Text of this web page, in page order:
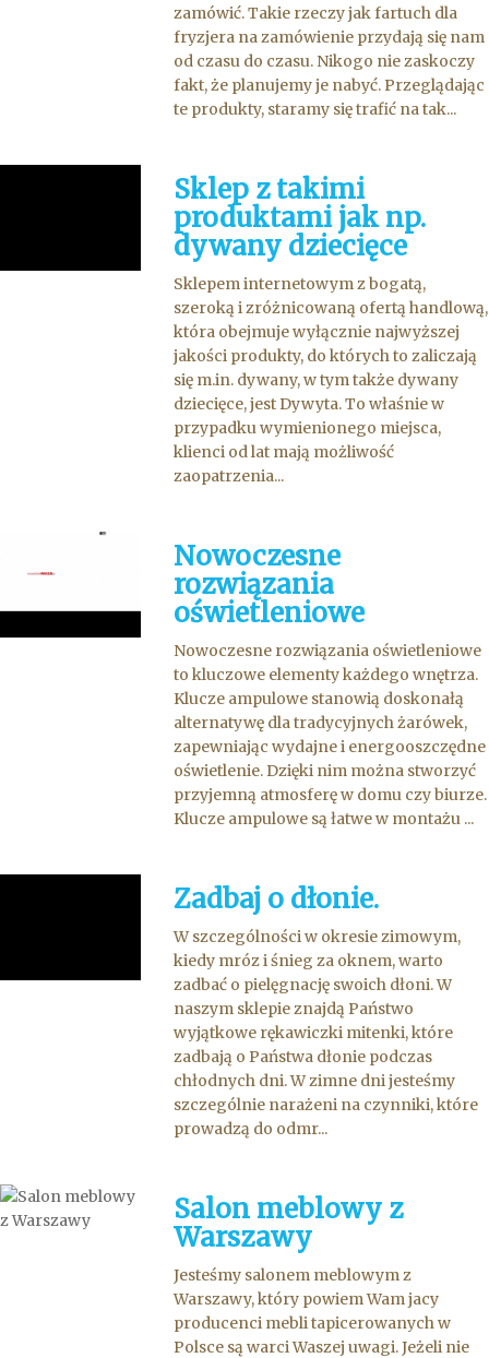
zamówić. Takie rzeczy jak fartuch dla
fryzjera na zamówienie przydają się nam
od czasu do czasu. Nikogo nie zaskoczy
fakt, że planujemy je nabyć. Przeglądając
te produkty, staramy się trafić na tak...
Sklep z takimi
produktami jak np.
dywany dziecięce
Sklepem internetowym z bogatą,
szeroką i zróżnicowaną ofertą handlową,
która obejmuje wyłącznie najwyższej
jakości produkty, do których to zaliczają
się m.in. dywany, w tym także dywany
dziecięce, jest Dywyta. To właśnie w
przypadku wymienionego miejsca,
klienci od lat mają możliwość
zaopatrzenia...
Nowoczesne
rozwiązania
oświetleniowe
Nowoczesne rozwiązania oświetleniowe
to kluczowe elementy każdego wnętrza.
Klucze ampulowe stanowią doskonałą
alternatywę dla tradycyjnych żarówek,
zapewniając wydajne i energooszczędne
oświetlenie. Dzięki nim można stworzyć
przyjemną atmosferę w domu czy biurze.
Klucze ampulowe są łatwe w montażu ...
Zadbaj o dłonie.
W szczególności w okresie zimowym,
kiedy mróz i śnieg za oknem, warto
zadbać o pielęgnację swoich dłoni. W
naszym sklepie znajdą Państwo
wyjątkowe rękawiczki mitenki, które
zadbają o Państwa dłonie podczas
chłodnych dni. W zimne dni jesteśmy
szczególnie narażeni na czynniki, które
prowadzą do odmr...
Salon meblowy z
Warszawy
Jesteśmy salonem meblowym z
Warszawy, który powiem Wam jacy
producenci mebli tapicerowanych w
Polsce są warci Waszej uwagi. Jeżeli nie